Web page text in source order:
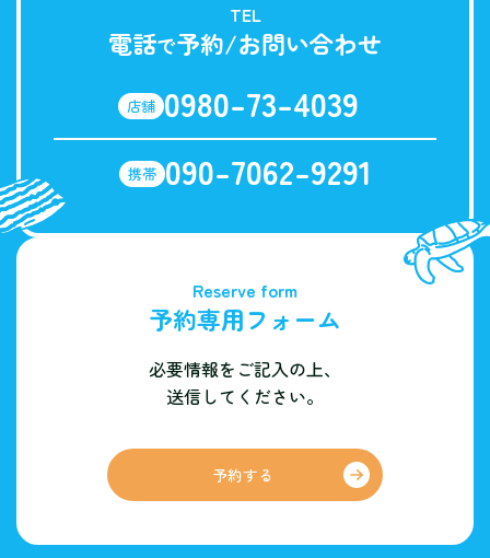
TEL
電話で予約/お問い合わせ
店舗 0980-73-4039
携帯 090-7062-9291
Reserve form
予約専用フォーム
必要情報をご記入の上、
送信してください。
予約する